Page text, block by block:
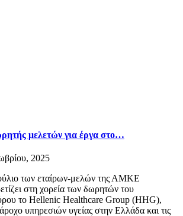
μελετών για έργα στο…
2025
των εταίρων-μελών της ΑΜΚΕ
στη χορεία των δωρητών του
το Hellenic Healthcare Group (HHG),
υπηρεσιών υγείας στην Ελλάδα και τις